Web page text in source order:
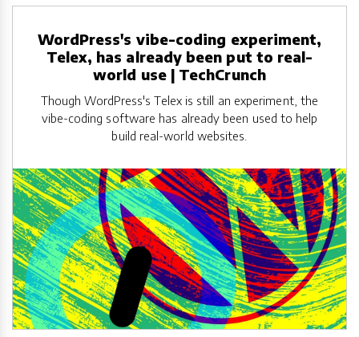
WordPress's vibe-coding experiment,
Telex, has already been put to real-
world use | TechCrunch
Though WordPress's Telex is still an experiment, the
vibe-coding software has already been used to help
build real-world websites.